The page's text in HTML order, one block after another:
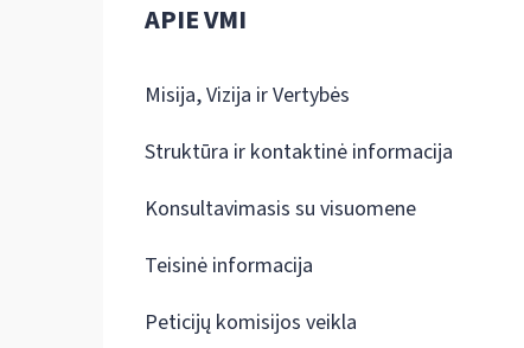
APIE VMI
Misija, Vizija ir Vertybės
Struktūra ir kontaktinė informacija
Konsultavimasis su visuomene
Teisinė informacija
Peticijų komisijos veikla